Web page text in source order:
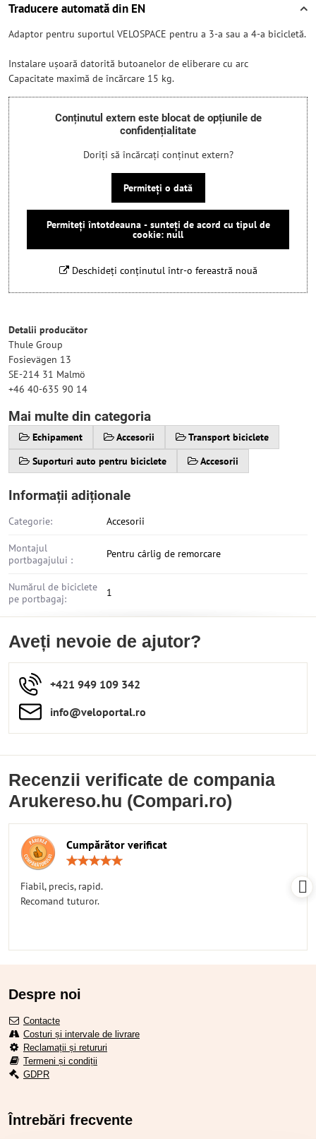
Traducere automată din EN
Adaptor pentru suportul VELOSPACE pentru a 3-a sau a 4-a bicicletă.
Instalare ușoară datorită butoanelor de eliberare cu arc
Capacitate maximă de încărcare 15 kg.
Conținutul extern este blocat de opțiunile de
confidențialitate
Doriți să încărcați conținut extern?
Permiteți o dată
Permiteți întotdeauna - sunteți de acord cu tipul de
cookie: null
Deschideți conținutul într-o fereastră nouă
Detalii producător
Thule Group
Fosievägen 13
SE-214 31 Malmö
+46 40-635 90 14
Mai multe din categoria
Echipament Accesorii
Transport biciclete
Suporturi auto pentru biciclete
Accesorii
Informații adiționale
Categorie: Accesorii
Montajul
portbagajului :
Pentru cârlig de remorcare
Numărul de biciclete
pe portbagaj:
1
Aveți nevoie de ajutor?
+421 949 109 342
info​​@veloportal​.ro
Recenzii verificate de compania
Arukereso.hu (Compari.ro)
Cumpărător verificat
Fiabil, precis, rapid.
Recomand tuturor.
Despre noi
Contacte
Costuri și intervale de livrare
Reclamații și retururi
Termeni și condiții
GDPR
Întrebări frecvente